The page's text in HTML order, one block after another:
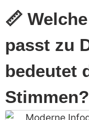
📏
passt zu
bedeutet
Stimmen?